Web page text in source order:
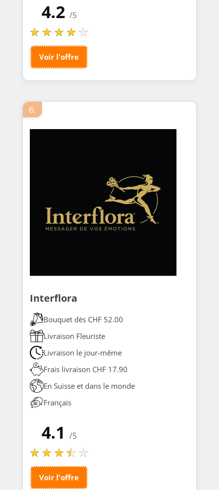
4.2 /5
Voir l'offre
6.
Interflora
Bouquet dès CHF 52.00
Livraison Fleuriste
Livraison le jour-même
Frais livraison CHF 17.90
En Suisse et dans le monde
Français
4.1 /5
Voir l'offre